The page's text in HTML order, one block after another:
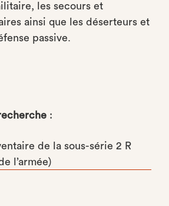
les secours et
ainsi que les déserteurs et
passive.
:
de la sous-série 2 R
l’armée)